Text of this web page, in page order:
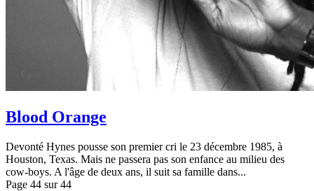
Blood Orange
Devonté Hynes pousse son premier cri le 23 décembre 1985, à
Houston, Texas. Mais ne passera pas son enfance au milieu des
cow-boys. A l'âge de deux ans, il suit sa famille dans...
Page 44 sur 44